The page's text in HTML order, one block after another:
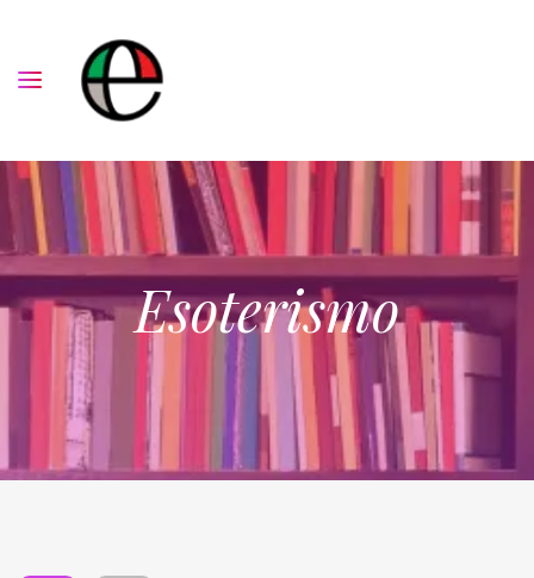
Esoterismo